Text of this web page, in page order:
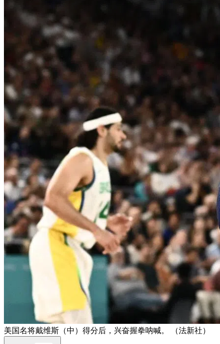
美国名将戴维斯（中）得分后，兴奋握拳呐喊。 （法新社）